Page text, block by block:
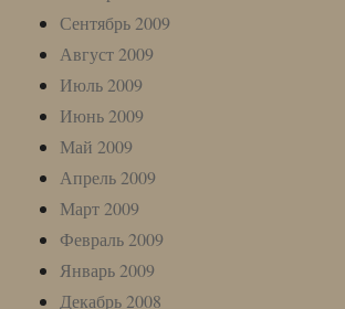
Сентябрь 2009
Август 2009
Июль 2009
Июнь 2009
Май 2009
Апрель 2009
Март 2009
Февраль 2009
Январь 2009
Декабрь 2008